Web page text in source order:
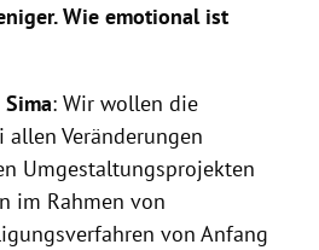
Wie emotional ist
: Wir wollen die
Veränderungen
Umgestaltungsprojekten
im Rahmen von
von Anfang